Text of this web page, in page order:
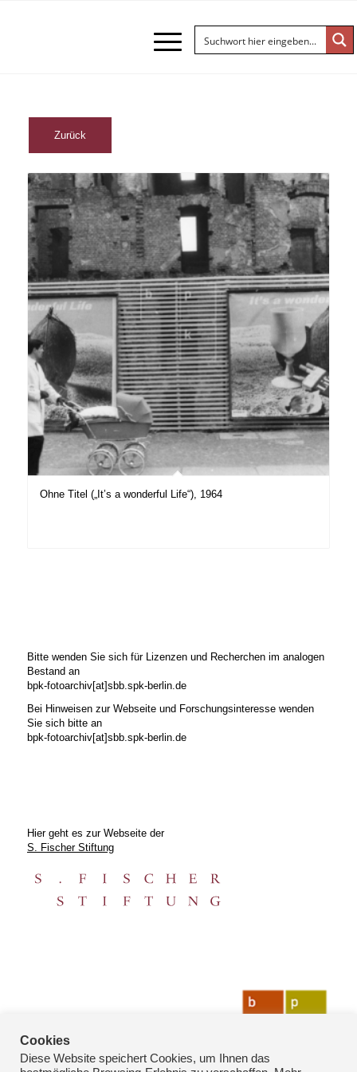
Ohne Titel („It’s a wonderful Life“), 1964
Bitte wenden Sie sich für Lizenzen und Recherchen im analogen
Bestand an
bpk-fotoarchiv[at]sbb.spk-berlin.de
Bei Hinweisen zur Webseite und Forschungsinteresse wenden
Sie sich bitte an
bpk-fotoarchiv[at]sbb.spk-berlin.de
Hier geht es zur Webseite der
S. Fischer Stiftung
Cookies
Diese Website speichert Cookies, um Ihnen das